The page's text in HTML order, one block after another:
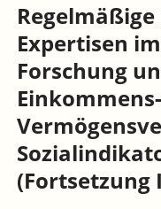
Expertisen
Forschung
(Fortsetzung